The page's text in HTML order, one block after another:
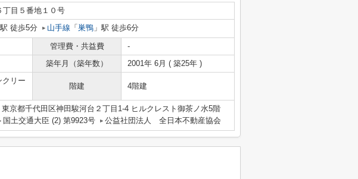
丁目５番地１０号
駅 徒歩5分 山手線 「 巣鴨 」駅 徒歩6分
管理費・共益費
-
築年月（築年数） 2001年 6月 ( 築25年 )
クリー
階建 4階建
東京都千代田区神田駿河台２丁目1-4 ヒルクレスト御茶ノ水5階
国土交通大臣 (2) 第9923号 公益社団法人 全日本不動産協会